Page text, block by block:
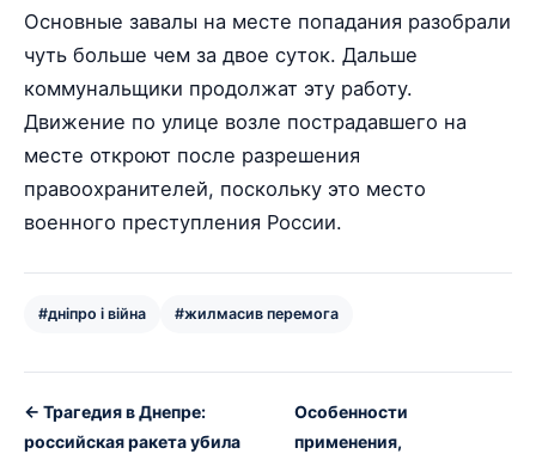
Основные завалы на месте попадания разобрали
чуть больше чем за двое суток. Дальше
коммунальщики продолжат эту работу.
Движение по улице возле пострадавшего на
месте откроют после разрешения
правоохранителей, поскольку это место
военного преступления России.
#дніпро і війна #жилмасив перемога
← Трагедия в Днепре:
российская ракета убила
Особенности
применения,